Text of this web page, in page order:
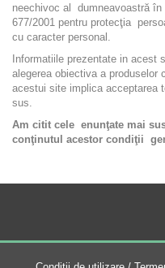
neechivoc al dumneavoastră
677/2001 pentru protecţia
cu caracter personal.
Informatiile prezentate in acest
alegerea obiectiva a produselor
acestui site implica acceptarea
sus.
Am citit cele enunţate mai
conţinutul acestor condiţii